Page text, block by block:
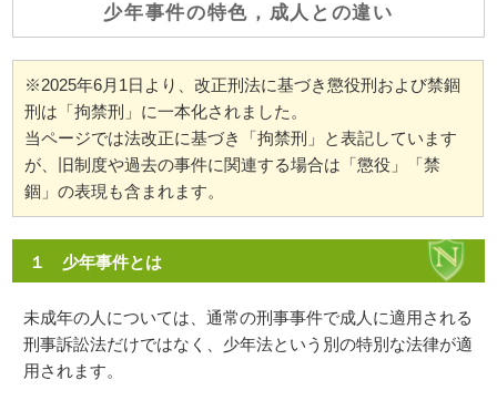
少年事件の特色，成人との違い
※2025年6月1日より、改正刑法に基づき懲役刑および禁錮
刑は「拘禁刑」に一本化されました。
当ページでは法改正に基づき「拘禁刑」と表記しています
が、旧制度や過去の事件に関連する場合は「懲役」「禁
錮」の表現も含まれます。
１ 少年事件とは
未成年の人については、通常の刑事事件で成人に適用される
刑事訴訟法だけではなく、少年法という別の特別な法律が適
用されます。